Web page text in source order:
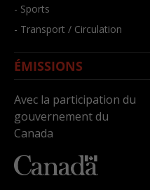
- Sports
- Transport / Circulation
ÉMISSIONS
Avec la participation du
gouvernement du
Canada